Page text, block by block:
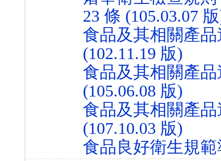
23 條 (105.03.07
食品及其相關產
(102.11.19 版)
食品及其相關產
(105.06.08 版)
食品及其相關產
(107.10.03 版)
食品良好衛生規範